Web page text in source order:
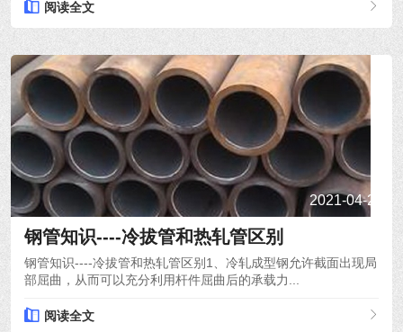
阅读全文
2021-04-24
钢管知识----冷拔管和热轧管区别
钢管知识----冷拔管和热轧管区别1、冷轧成型钢允许截面出现局
部屈曲，从而可以充分利用杆件屈曲后的承载力...
阅读全文